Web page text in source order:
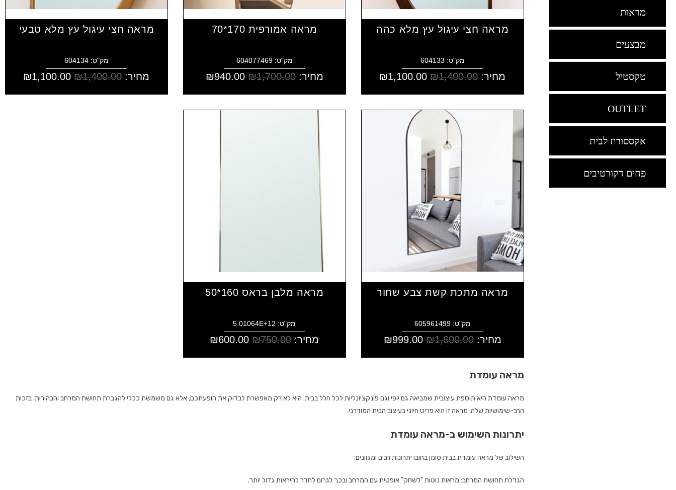
מראות
מבצעים
טקסטיל
OUTLET
אקססוריז לבית
פחים דקורטיבים
מראה חצי עיגול עץ מלא כהה
מק"ט: 604133
מחיר: ₪1,400.00
₪1,100.00
מראה אמורפית 170*70
מק"ט: 604077469
מחיר: ₪1,700.00
₪940.00
מראה חצי עיגול עץ מלא טבעי
מק"ט: 604134
מחיר: ₪1,400.00
₪1,100.00
מראה מתכת קשת צבע שחור
מק"ט: 605961499
מחיר: ₪1,600.00
₪999.00
מראה מלבן בראס 160*50
מק"ט: 5.01064E+12
מחיר: ₪750.00
₪600.00
מראה עומדת
מראה עומדת היא תוספת עיצובית שמביאה גם יופי וגם פונקציונליות לכל חלל בבית. היא לא רק מאפשרת לבדוק את הופעתכם, אלא גם משמשת ככלי להגברת תחושת המרחב והבהירות. בזכות
הרב-שימושיות שלה, מראה זו היא פריט חיוני בעיצוב הבית המודרני.
יתרונות השימוש ב-מראה עומדת
השילוב של מראה עומדת בבית טומן בחובו יתרונות רבים ומגוונים:
הגדלת תחושת המרחב: מראות נוטות "לשחק" אופטית עם המרחב ובכך לגרום לחדר להיראות גדול יותר.